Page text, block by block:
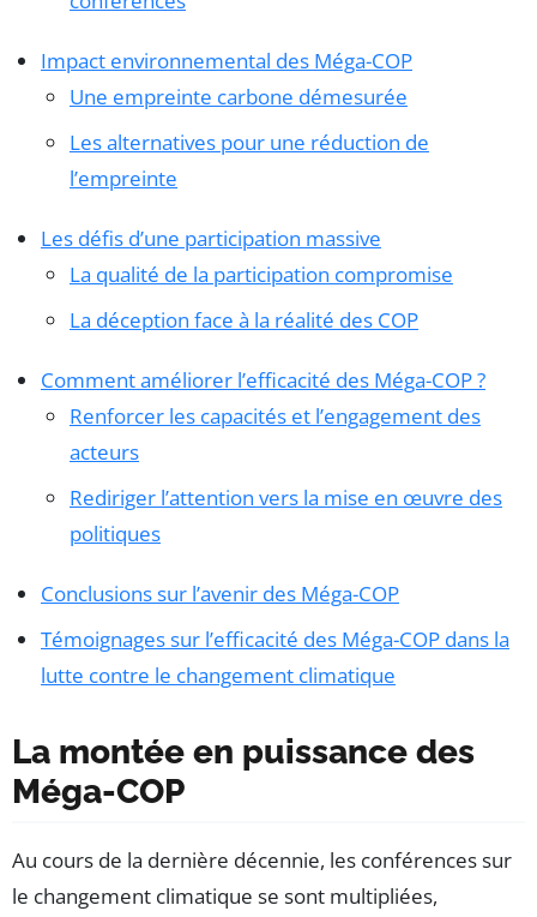
Impact environnemental des Méga-COP
Une empreinte carbone démesurée
Les alternatives pour une réduction de
l’empreinte
Les défis d’une participation massive
La qualité de la participation compromise
La déception face à la réalité des COP
Comment améliorer l’efficacité des Méga-COP ?
Renforcer les capacités et l’engagement des
acteurs
Rediriger l’attention vers la mise en œuvre des
politiques
Conclusions sur l’avenir des Méga-COP
Témoignages sur l’efficacité des Méga-COP dans la
lutte contre le changement climatique
La montée en puissance des
Méga-COP
Au cours de la dernière décennie, les conférences sur
le changement climatique se sont multipliées,